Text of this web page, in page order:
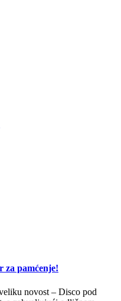
za pamćenje!
novost – Disco pod